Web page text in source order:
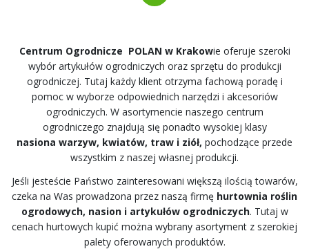
Centrum Ogrodnicze POLAN w Krakowie oferuje szeroki
wybór artykułów ogrodniczych oraz sprzętu do produkcji
ogrodniczej. Tutaj każdy klient otrzyma fachową poradę i
pomoc w wyborze odpowiednich narzędzi i akcesoriów
ogrodniczych. W asortymencie naszego centrum
ogrodniczego znajdują się ponadto wysokiej klasy
nasiona warzyw, kwiatów, traw i ziół, pochodzące przede
wszystkim z naszej własnej produkcji.
Jeśli jesteście Państwo zainteresowani większą ilością towarów,
czeka na Was prowadzona przez naszą firmę hurtownia roślin
ogrodowych, nasion i artykułów ogrodniczych. Tutaj w
cenach hurtowych kupić można wybrany asortyment z szerokiej
palety oferowanych produktów.